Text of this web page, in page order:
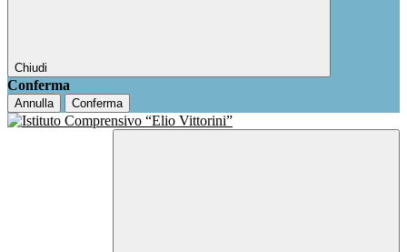
Chiudi
Conferma
Annulla Conferma